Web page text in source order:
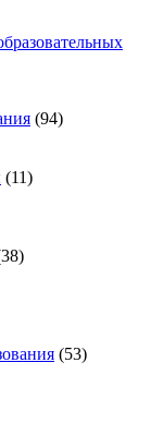
(94)
(11)
(53)